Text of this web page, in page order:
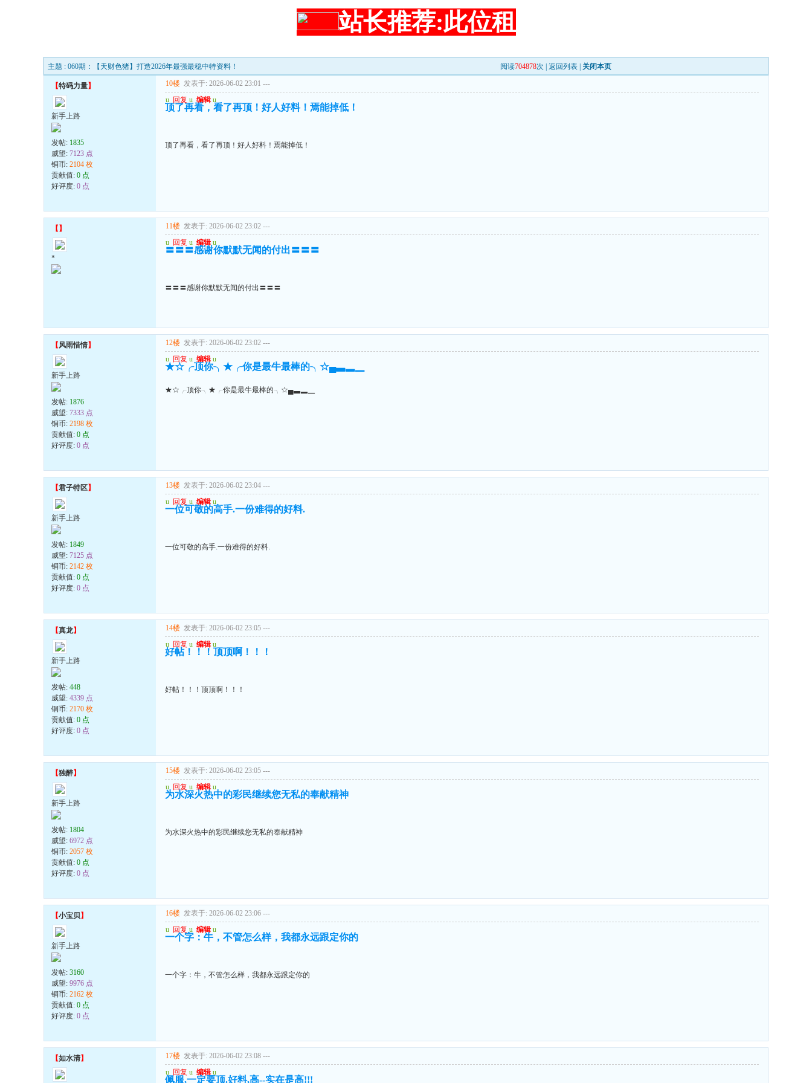
站长推荐:此位租
主题 : 060期：【天财色猪】打造2026年最强最稳中特资料！ 阅读704878次 | 返回列表 关闭本页
【特码力量】
新手上路
发帖: 1835
威望: 7123 点
铜币: 2104 枚
贡献值: 0 点
好评度: 0 点
10楼 发表于: 2026-06-02 23:01 ---
u 回复 u 编辑 u
顶了再看，看了再顶！好人好料！焉能掉低！
顶了再看，看了再顶！好人好料！焉能掉低！
【 】
*
11楼 发表于: 2026-06-02 23:02 ---
u 回复 u 编辑 u
〓〓〓感谢你默默无闻的付出〓〓〓
〓〓〓感谢你默默无闻的付出〓〓〓
【风雨惜情】
新手上路
发帖: 1876
威望: 7333 点
铜币: 2198 枚
贡献值: 0 点
好评度: 0 点
12楼 发表于: 2026-06-02 23:02 ---
u 回复 u 编辑 u
★☆╭顶你╮★╭你是最牛最棒的╮☆▄▃▂▁
★☆╭顶你╮★╭你是最牛最棒的╮☆▄▃▂▁
【君子特区】
新手上路
发帖: 1849
威望: 7125 点
铜币: 2142 枚
贡献值: 0 点
好评度: 0 点
13楼 发表于: 2026-06-02 23:04 ---
u 回复 u 编辑 u
一位可敬的高手.一份难得的好料.
一位可敬的高手.一份难得的好料.
【真龙】
新手上路
发帖: 448
威望: 4339 点
铜币: 2170 枚
贡献值: 0 点
好评度: 0 点
14楼 发表于: 2026-06-02 23:05 ---
u 回复 u 编辑 u
好帖！！！顶顶啊！！！
好帖！！！顶顶啊！！！
【独醉】
新手上路
发帖: 1804
威望: 6972 点
铜币: 2057 枚
贡献值: 0 点
好评度: 0 点
15楼 发表于: 2026-06-02 23:05 ---
u 回复 u 编辑 u
为水深火热中的彩民继续您无私的奉献精神
为水深火热中的彩民继续您无私的奉献精神
【小宝贝】
新手上路
发帖: 3160
威望: 9976 点
铜币: 2162 枚
贡献值: 0 点
好评度: 0 点
16楼 发表于: 2026-06-02 23:06 ---
u 回复 u 编辑 u
一个字：牛，不管怎么样，我都永远跟定你的
一个字：牛，不管怎么样，我都永远跟定你的
【如水清】 17楼 发表于: 2026-06-02 23:08 ---
u 回复 u 编辑 u
佩服,一定要顶.好料,高--实在是高!!!